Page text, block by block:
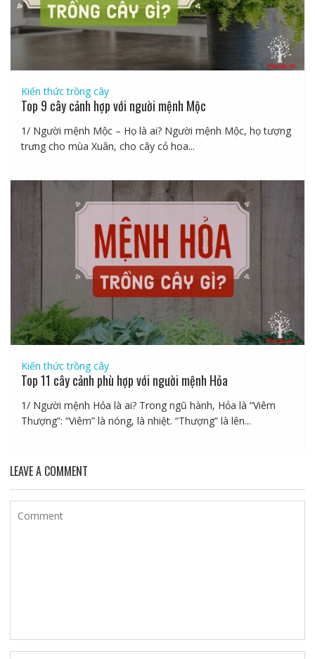
Kiến thức trồng cây
Top 9 cây cảnh hợp với người mệnh Mộc
1/ Người mệnh Mộc – Họ là ai? Người mệnh Mộc, họ tượng
trưng cho mùa Xuân, cho cây cỏ hoa...
Kiến thức trồng cây
Top 11 cây cảnh phù hợp với người mệnh Hỏa
1/ Người mệnh Hỏa là ai? Trong ngũ hành, Hỏa là “Viêm
Thượng”: “Viêm” là nóng, là nhiệt. “Thượng” là lên...
LEAVE A COMMENT